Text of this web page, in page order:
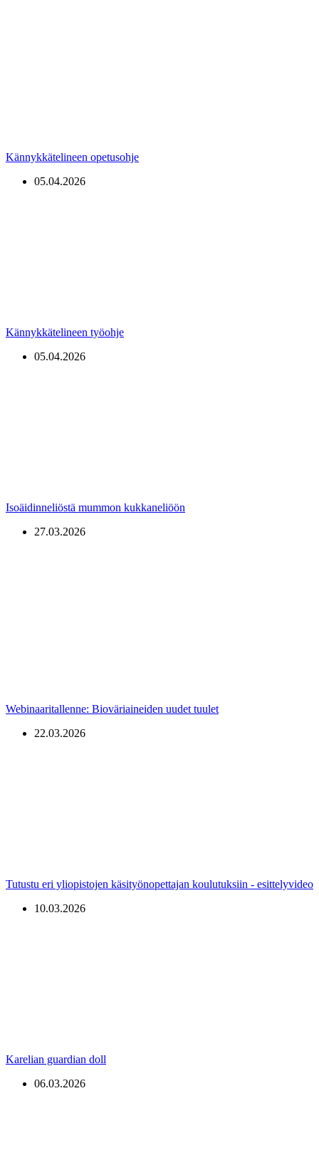
Kännykkätelineen opetusohje
05.04.2026
Kännykkätelineen työohje
05.04.2026
Isoäidinneliöstä mummon kukkaneliöön
27.03.2026
Webinaaritallenne: Bioväriaineiden uudet tuulet
22.03.2026
Tutustu eri yliopistojen käsityönopettajan koulutuksiin - esittelyvideo
10.03.2026
Karelian guardian doll
06.03.2026